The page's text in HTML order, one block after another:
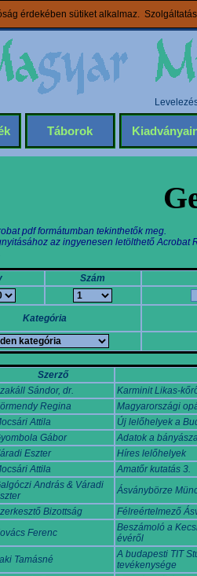
érdekében sütiket alkalmaz.
Táborok
pdf formátumban tekinthetők meg.
az ingyenesen letölthető Acrobat
Szám
Kategória
Szerző
Sándor, dr. Karminit Likas-
Regina Magyarországi
Attila Új lelőhelyek a
Gábor Adatok a
Eszter Híres lelőhelyek
Attila Amatőr kutatás 3.
András & Váradi
Ásványbörze
Bizottság Félreértelmező
Ferenc
Beszámoló a
évéről
Tamásné
A budapesti TIT
tevékenysége